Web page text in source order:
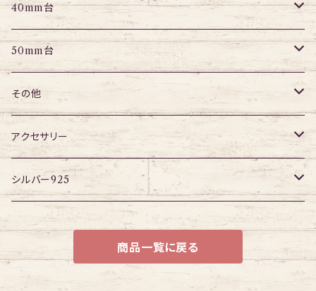
パーツ
パーツ
アイレット
パーツ
チューブ
プラグ
アイレット
パーツ
トンネル
プラグ
アイレット
パーツ
40mm台
トンネル
プラグ
アイレット
50mm台
トンネル
プラグ
アイレット
その他
ボディピアス・ピアス以外
アクセサリー
ネックレス
ブレスレット
シルバー925
チェーン
商品一覧に戻る